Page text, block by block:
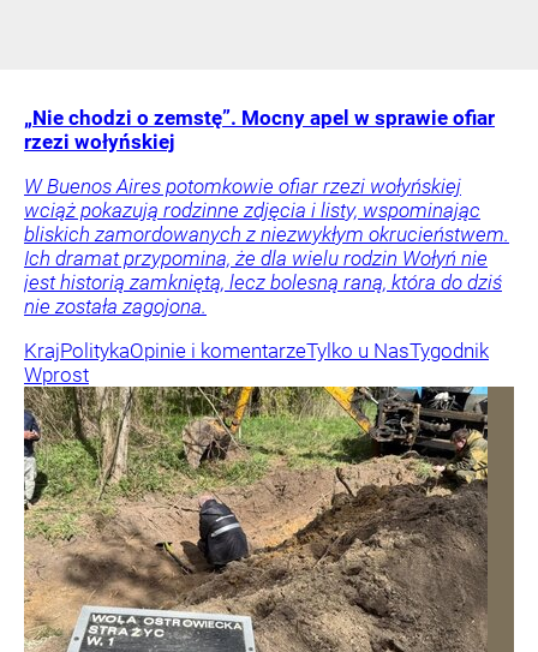
„Nie chodzi o zemstę”. Mocny apel w sprawie ofiar
rzezi wołyńskiej
W Buenos Aires potomkowie ofiar rzezi wołyńskiej
wciąż pokazują rodzinne zdjęcia i listy, wspominając
bliskich zamordowanych z niezwykłym okrucieństwem.
Ich dramat przypomina, że dla wielu rodzin Wołyń nie
jest historią zamkniętą, lecz bolesną raną, która do dziś
nie została zagojona.
KrajPolitykaOpinie i komentarzeTylko u NasTygodnik
Wprost